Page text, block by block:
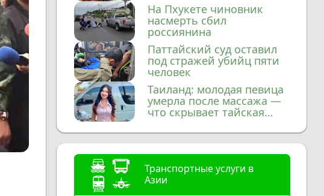
На Пхукете чиновник
насмерть сбил
россиянина
Паттайский суд оставил
под стражей убийц пяти
человек
Таиланд: молодая певица
умерла после массажа —
что скрывает тайская
медицина?
Транспортные услуги в
Азии